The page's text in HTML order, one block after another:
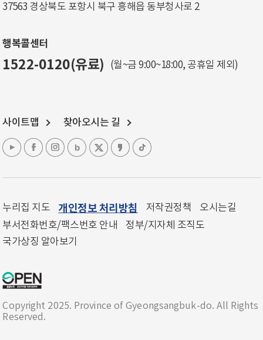
37563 경상북도 포항시 북구 흥해읍 동부청사로 2
행복콜센터
1522-0120(유료) (월~금 9:00~18:00, 공휴일 제외)
사이트맵 찾아오시는 길
누리집 지도 개인정보 처리방침 저작권정책
오시는길
부서전화번호/팩스번호 안내
정부/지자체 조직도
국가상징 알아보기
Copyright 2025. Province of Gyeongsangbuk-do. All Rights
Reserved.